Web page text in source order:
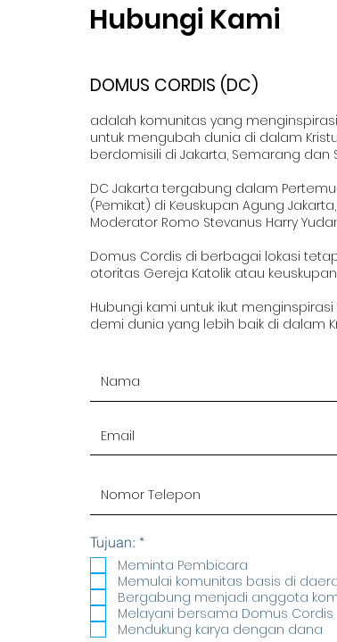
Hubungi Kami
DOMUS CORDIS (DC)
adalah komunitas yang
untuk mengubah dunia di dalam
berdomisili di Jakarta, Semarang dan
DC Jakarta tergabung dalam
(Pemikat) di Keuskupan Agung
Moderator Romo Stevanus Harry
Domus Cordis di berbagai lokasi
otoritas Gereja Katolik atau
Hubungi kami untuk ikut
demi dunia yang lebih baik di dalam
Tujuan: *R
e
q
u
i
r
e
Meminta Pembicara
Memulai komunitas basis di
Bergabung menjadi anggota
Melayani bersama Domus Cordis
Mendukung karya dengan dana